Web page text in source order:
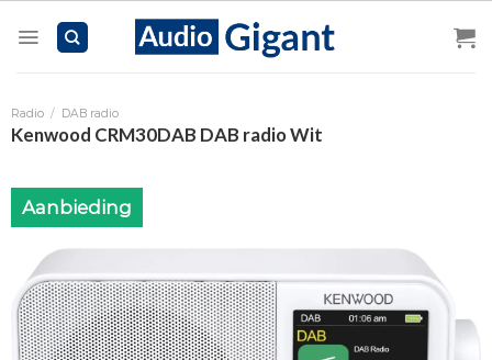
Radio / DAB radio
Kenwood CRM30DAB DAB radio Wit
Aanbieding